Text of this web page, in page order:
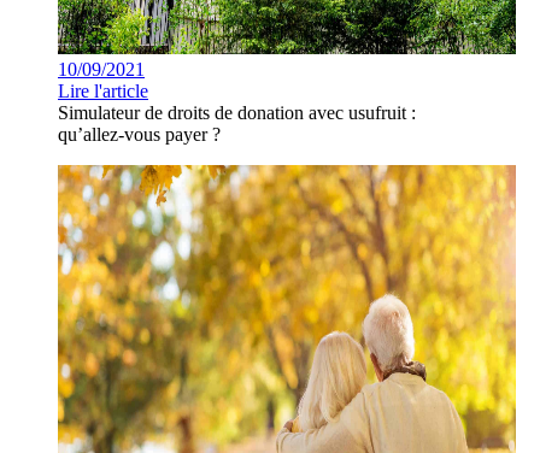
10/09/2021
Lire l'article
Simulateur de droits de donation avec usufruit :
qu’allez-vous payer ?